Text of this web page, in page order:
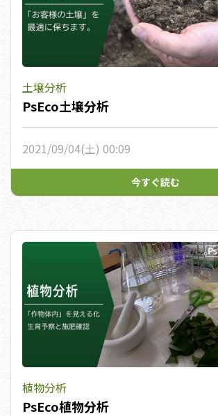
土壌分析
PsEco土壌分析
2021/09/04(土) 00:09
今すぐ読む
植物分析
PsEco植物分析